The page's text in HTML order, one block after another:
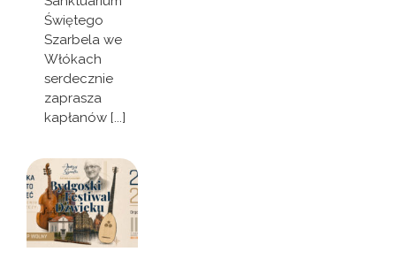
Świętego
Szarbela we
Włókach
serdecznie
zaprasza
kapłanów [...]